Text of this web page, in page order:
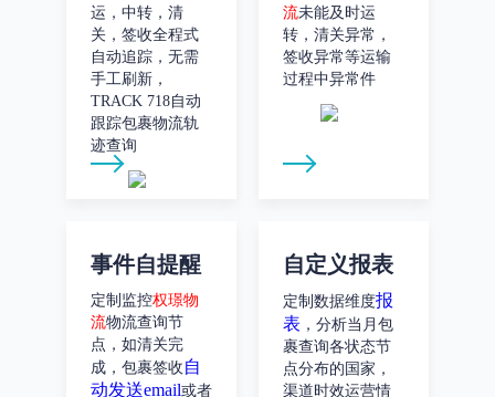
运，中转，清
关，签收全程式
自动追踪，无需
手工刷新，
TRACK 718自动
跟踪包裹物流轨
迹查询
流未能及时运
转，清关异常，
签收异常等运输
过程中异常件
事件自提醒
定制监控权璟物
流物流查询节
点，如清关完
成，包裹签收 自
动发送email或者
自定义报表
定制数据维度报
表 ，分析当月包
裹查询各状态节
点分布的国家，
渠道时效运营情